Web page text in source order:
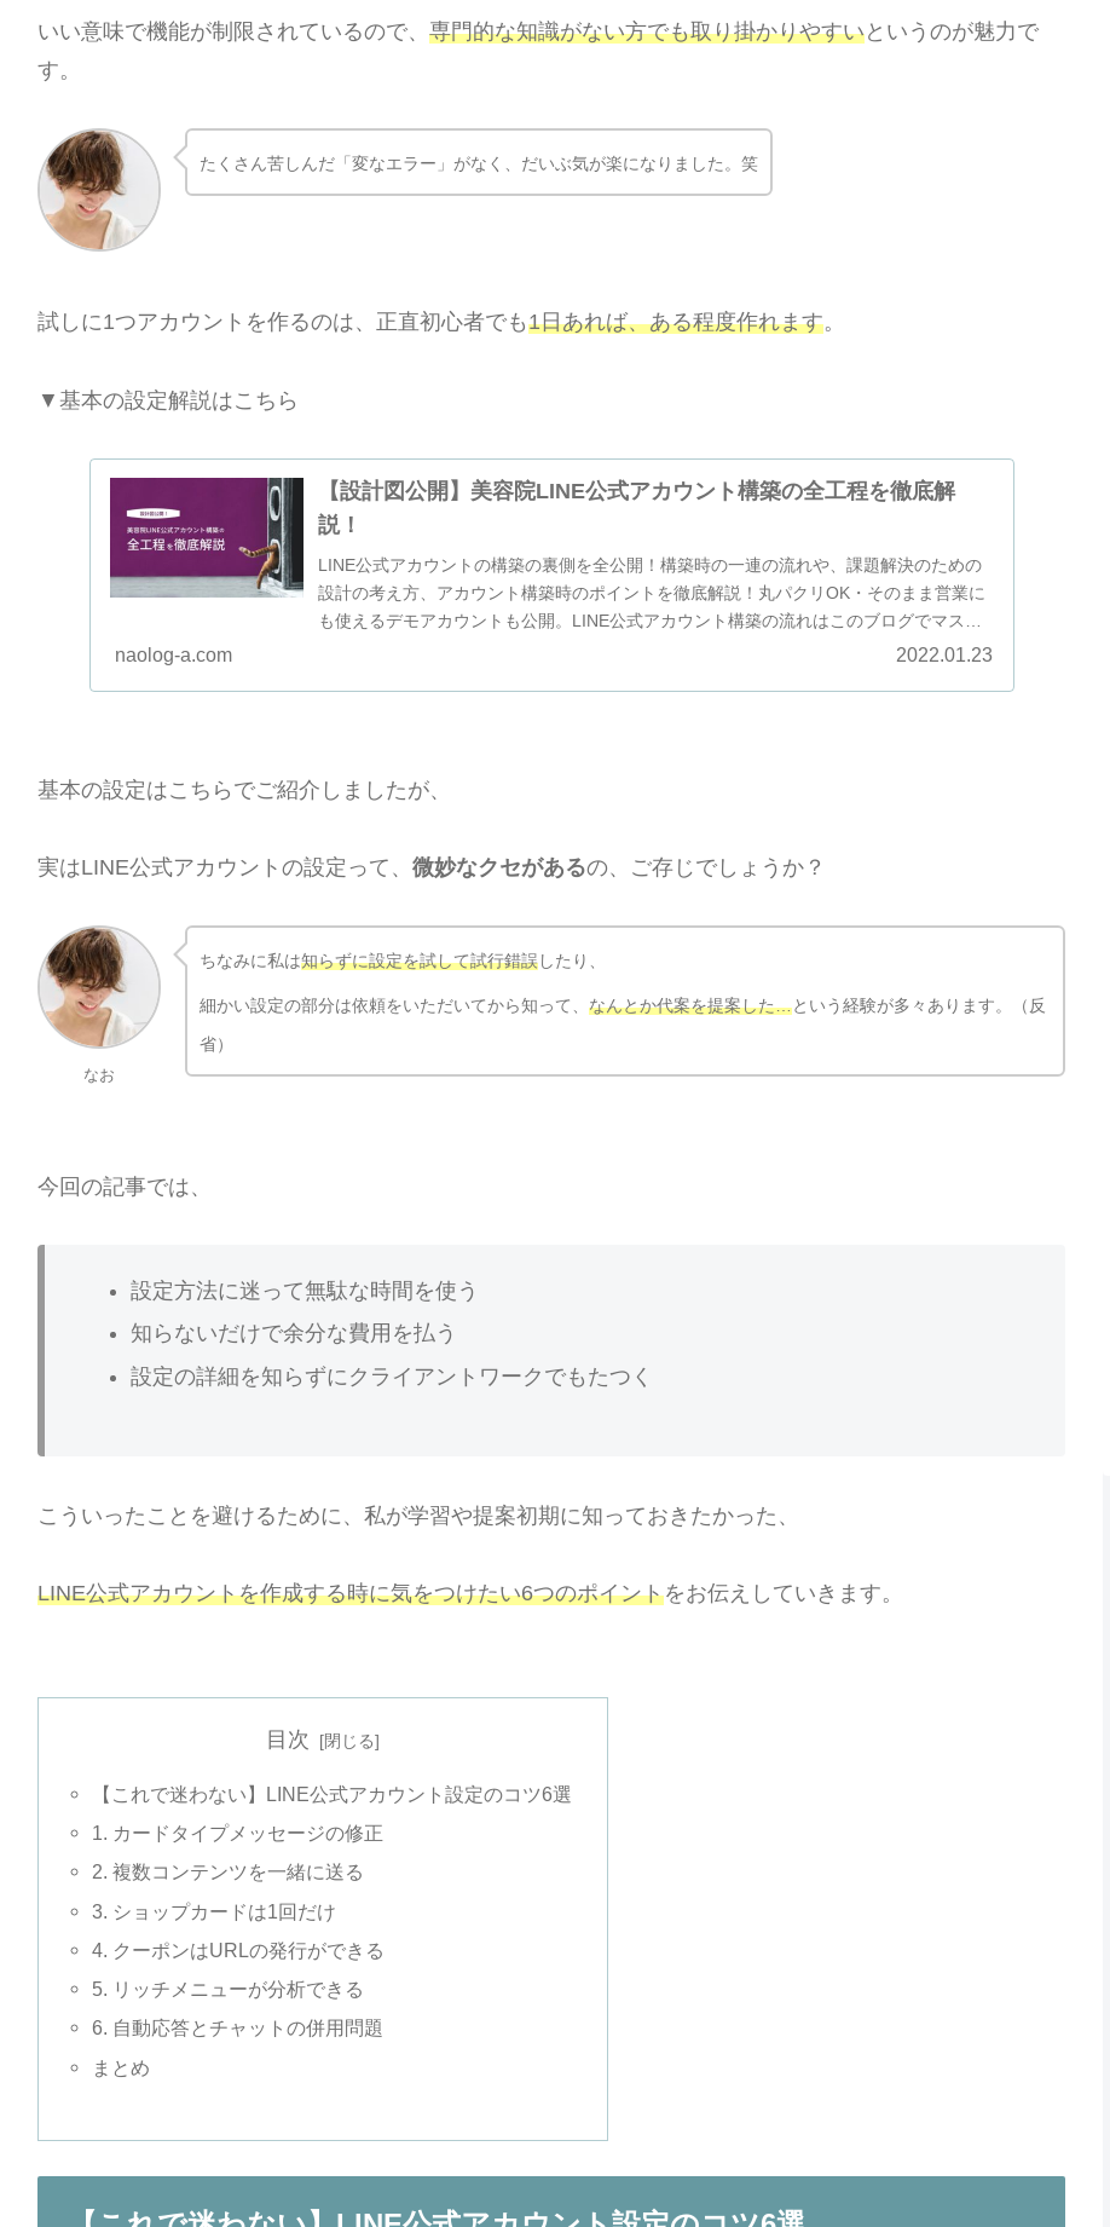
いい意味で機能が制限されているので、 専門的な知識がない方でも取り掛かりやすいというのが魅力で
す。
たくさん苦しんだ 「 変なエラー」がなく、だいぶ気が楽になりました。笑
試しに1つアカウントを作るのは、正直初心者でも1日あれば、ある程度作れます。
▼基本の設定解説はこちら
【設計図公開】美容院LINE公式アカウント構築の全工程を徹底解
説！
LINE公式アカウントの構築の裏側を全公開！構築時の一連の流れや、課題解決のための
設計の考え方、アカウント構築時のポイントを徹底解説！丸パクリOK・そのまま営業に
も使えるデモアカウントも公開。LINE公式アカウント構築の流れはこのブログでマスタ
naolog-a.com 2022.01.23
基本の設定はこちらでご紹介しましたが、
実はLINE公式アカウントの設定って、 微妙なクセがあるの、ご存じでしょうか？
なお
ちなみに私は知らずに設定を試して試行錯誤したり、
細かい設定の部分は依頼をいただいてから知って、 なんとか代案を提案した…という経験が多々あります。（反
省）
今回の記事では、
設定方法に迷って無駄な時間を使う
知らないだけで余分な費用を払う
設定の詳細を知らずにクライアントワークでもたつく
こういったことを避けるために、私が学習や提案初期に知っておきたかった、
LINE公式アカウントを作成する時に気をつけたい6つのポイントをお伝えしていきます。
目次
【これで迷わない】LINE公式アカウント設定のコツ6選
1. カードタイプメッセージの修正
2. 複数コンテンツを一緒に送る
3. ショップカードは1回だけ
4. クーポンはURLの発行ができる
5. リッチメニューが分析できる
6. 自動応答とチャットの併用問題
まとめ